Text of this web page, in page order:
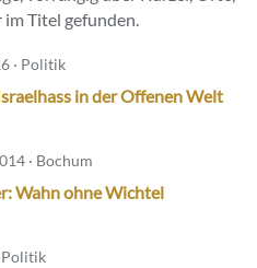
Titel gefunden.
· Politik
in der Offenen Welt
· Bochum
Wahn ohne Wichtel
Politik